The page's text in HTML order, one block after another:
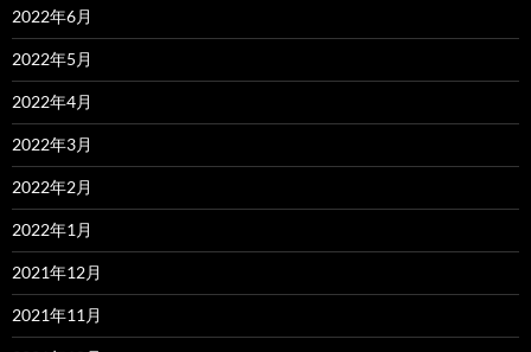
2022年6月
2022年5月
2022年4月
2022年3月
2022年2月
2022年1月
2021年12月
2021年11月